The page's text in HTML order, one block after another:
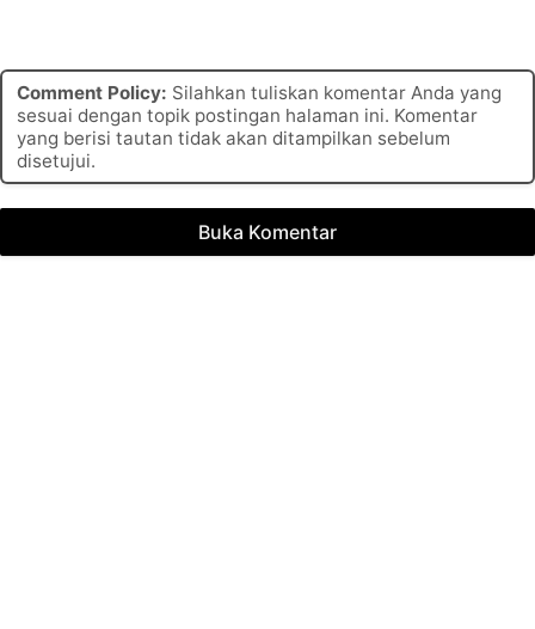
Comment Policy: Silahkan tuliskan komentar Anda yang
sesuai dengan topik postingan halaman ini. Komentar
yang berisi tautan tidak akan ditampilkan sebelum
disetujui.
Buka Komentar